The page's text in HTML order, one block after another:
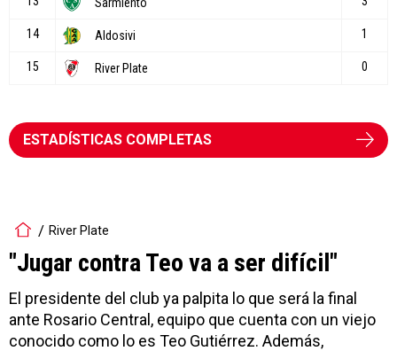
ESTADÍSTICAS COMPLETAS
River Plate
"Jugar contra Teo va a ser difícil"
El presidente del club ya palpita lo que será la final
ante Rosario Central, equipo que cuenta con un viejo
conocido como lo es Teo Gutiérrez. Además,